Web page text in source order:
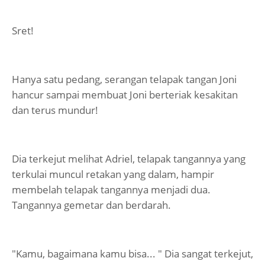
Sret!
Hanya satu pedang, serangan telapak tangan Joni
hancur sampai membuat Joni berteriak kesakitan
dan terus mundur!
Dia terkejut melihat Adriel, telapak tangannya yang
terkulai muncul retakan yang dalam, hampir
membelah telapak tangannya menjadi dua.
Tangannya gemetar dan berdarah.
"Kamu, bagaimana kamu bisa... " Dia sangat terkejut,